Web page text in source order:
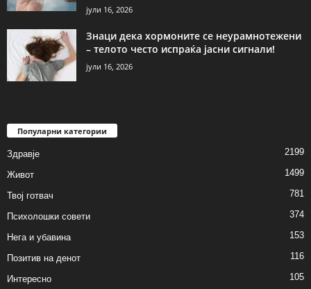
јули 16, 2026
Знаци дека хормоните се неурамнотежени
– телото често испраќа јасни сигнали!
јули 16, 2026
Популарни категории
Здравје 2199
Живот 1499
Твој готвач 781
Психолошки совети 374
Нега и убавина 153
Позитив на денот 116
Интересно 105